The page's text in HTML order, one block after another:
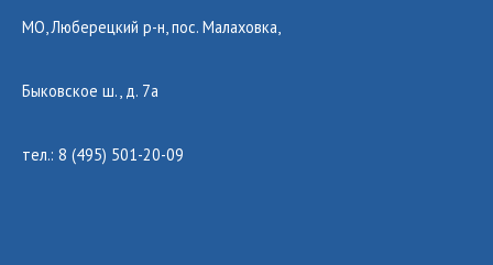
МО, Люберецкий р-н, пос. Малаховка,
Быковское ш., д. 7а
тел.: 8 (495) 501-20-09